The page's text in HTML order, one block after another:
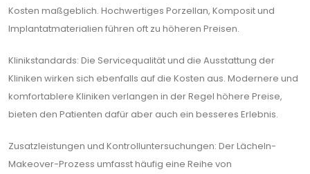
Kosten maßgeblich. Hochwertiges Porzellan, Komposit und
Implantatmaterialien führen oft zu höheren Preisen.
Klinikstandards: Die Servicequalität und die Ausstattung der
Kliniken wirken sich ebenfalls auf die Kosten aus. Modernere und
komfortablere Kliniken verlangen in der Regel höhere Preise,
bieten den Patienten dafür aber auch ein besseres Erlebnis.
Zusatzleistungen und Kontrolluntersuchungen: Der Lächeln-
Makeover-Prozess umfasst häufig eine Reihe von